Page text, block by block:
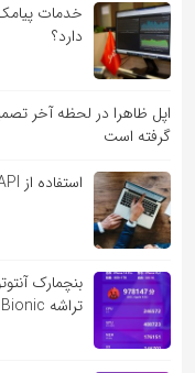
خدمات
دارد؟
گرفته است
استفاده از API چه مزایایی برای شرکت‌های فین‌تک دارد؟
تراشه A16 Bionic حکایت دارد